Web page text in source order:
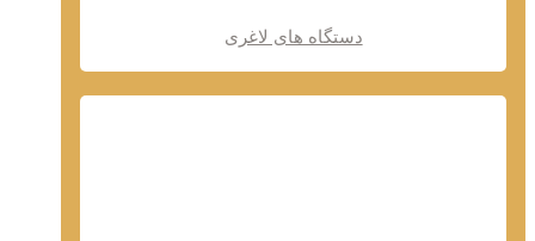
دستگاه های لاغری